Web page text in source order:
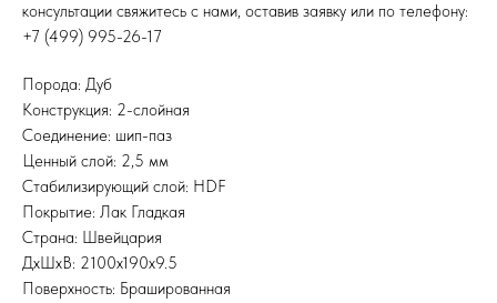
консультации свяжитесь с нами, оставив заявку или по телефону:
+7 (499) 995-26-17
Порода: Дуб
Конструкция: 2-слойная
Соединение: шип-паз
Ценный слой: 2,5 мм
Стабилизирующий слой: HDF
Покрытие: Лак Гладкая
Страна: Швейцария
ДхШхВ: 2100x190x9.5
Поверхность: Брашированная